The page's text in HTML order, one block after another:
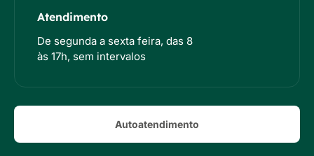
Atendimento
De segunda a sexta feira, das 8
às 17h, sem intervalos
Autoatendimento